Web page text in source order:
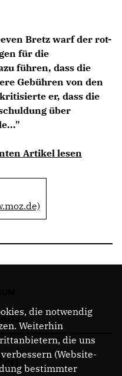
Landtag
Bretz warf der rot-
für die
führen, dass die
Gebühren von den
er, dass die
über
Artikel lesen
die notwendig
Weiterhin
die uns
(Website-
bestimmter